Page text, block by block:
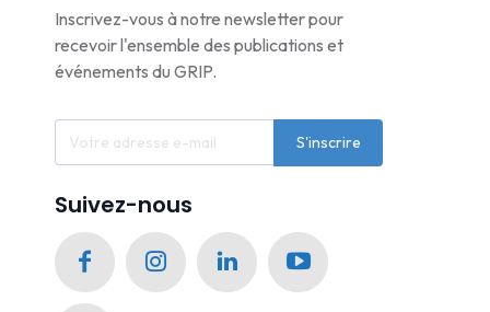
Inscrivez-vous à notre newsletter pour
recevoir l'ensemble des publications et
événements du GRIP.
S'inscrire
Suivez-nous